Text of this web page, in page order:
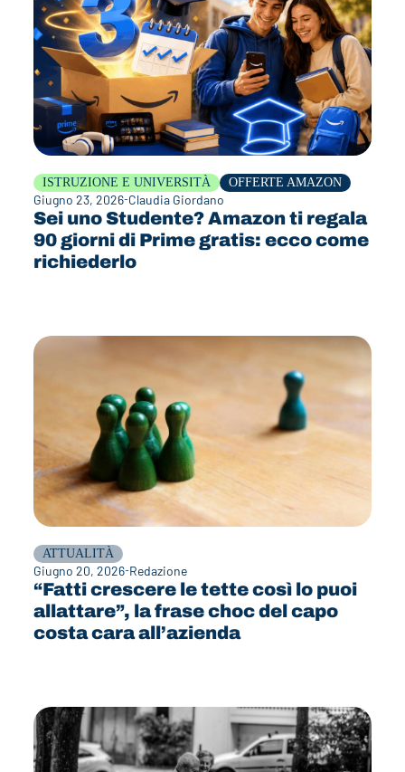
ISTRUZIONE E UNIVERSITÀ OFFERTE AMAZON
Giugno 23, 2026 Claudia Giordano
Sei uno Studente? Amazon ti regala
90 giorni di Prime gratis: ecco come
richiederlo
ATTUALITÀ
Giugno 20, 2026 Redazione
“Fatti crescere le tette così lo puoi
allattare”, la frase choc del capo
costa cara all’azienda